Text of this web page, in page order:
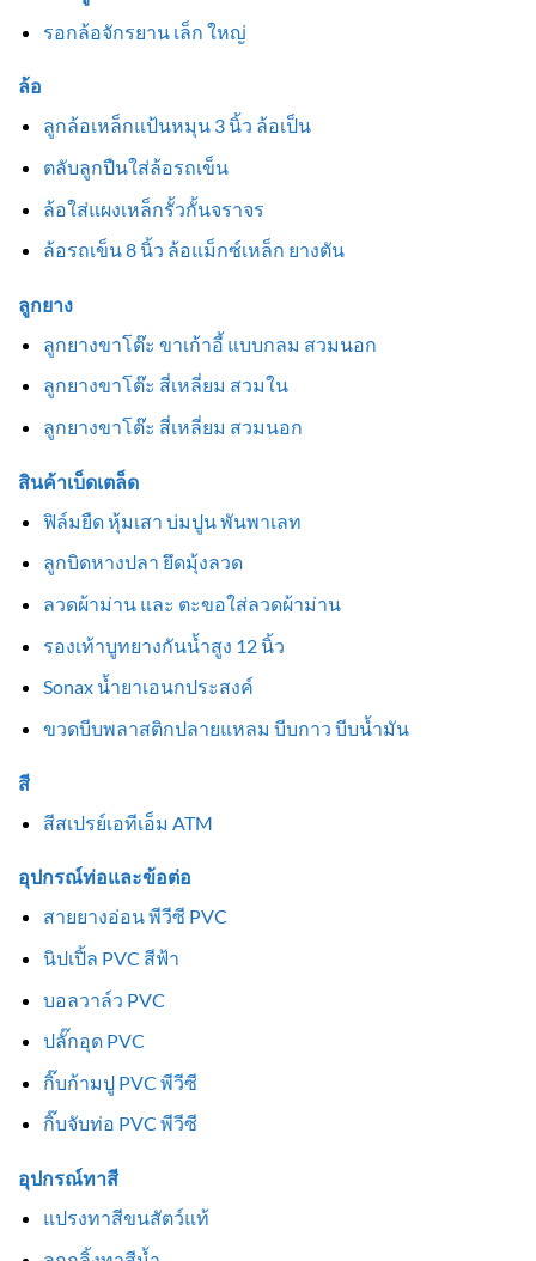
รอกล้อจักรยาน เล็ก ใหญ่
ล้อ
ลูกล้อเหล็กแป้นหมุน 3 นิ้ว ล้อเป็น
ตลับลูกปืนใส่ล้อรถเข็น
ล้อใส่แผงเหล็กรั้วกั้นจราจร
ล้อรถเข็น 8 นิ้ว ล้อแม็กซ์เหล็ก ยางตัน
ลูกยาง
ลูกยางขาโต๊ะ ขาเก้าอี้ แบบกลม สวมนอก
ลูกยางขาโต๊ะ สี่เหลี่ยม สวมใน
ลูกยางขาโต๊ะ สี่เหลี่ยม สวมนอก
สินค้าเบ็ดเตล็ด
ฟิล์มยืด หุ้มเสา บ่มปูน พันพาเลท
ลูกบิดหางปลา ยึดมุ้งลวด
ลวดผ้าม่าน และ ตะขอใส่ลวดผ้าม่าน
รองเท้าบูทยางกันน้ำสูง 12 นิ้ว
Sonax น้ำยาเอนกประสงค์
ขวดบีบพลาสติกปลายแหลม บีบกาว บีบน้ำมัน
สี
สีสเปรย์เอทีเอ็ม ATM
อุปกรณ์ท่อและข้อต่อ
สายยางอ่อน พีวีซี PVC
นิปเปิ้ล PVC สีฟ้า
บอลวาล์ว PVC
ปลั๊กอุด PVC
กิ๊บก้ามปู PVC พีวีซี
กิ๊บจับท่อ PVC พีวีซี
อุปกรณ์ทาสี
แปรงทาสีขนสัตว์แท้